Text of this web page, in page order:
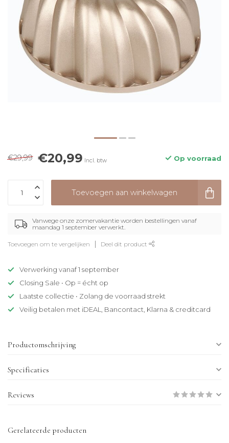
€29,99 €20,99 Incl. btw Op voorraad
Toevoegen aan winkelwagen
Vanwege onze zomervakantie worden bestellingen vanaf
maandag 1 september verwerkt.
Toevoegen om te vergelijken Deel dit product
Verwerking vanaf 1 september
Closing Sale • Op = écht op
Laatste collectie • Zolang de voorraad strekt
Veilig betalen met iDEAL, Bancontact, Klarna & creditcard
Productomschrijving
Specificaties
Reviews
Gerelateerde producten